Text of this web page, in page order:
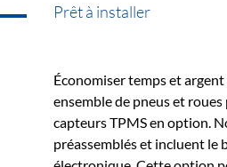
Prêt à installer
Économiser temps et
ensemble de pneus et
capteurs TPMS en option.
préassemblés et incluent le